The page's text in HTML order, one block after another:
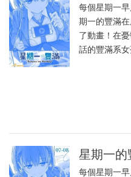
每個星期一
期一的豐滿
了動畫！在
話的豐滿系
星期一
每個星期一